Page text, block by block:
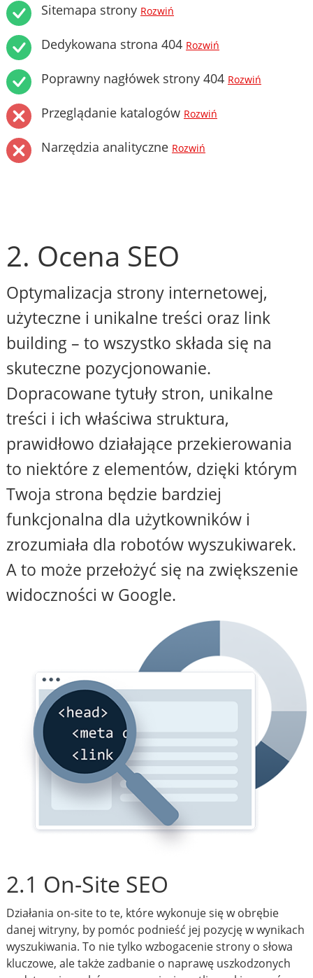
Sitemapa strony Rozwiń
Dedykowana strona 404 Rozwiń
Poprawny nagłówek strony 404 Rozwiń
Przeglądanie katalogów Rozwiń
Narzędzia analityczne Rozwiń
2. Ocena SEO
Optymalizacja strony internetowej,
użyteczne i unikalne treści oraz link
building – to wszystko składa się na
skuteczne pozycjonowanie.
Dopracowane tytuły stron, unikalne
treści i ich właściwa struktura,
prawidłowo działające przekierowania
to niektóre z elementów, dzięki którym
Twoja strona będzie bardziej
funkcjonalna dla użytkowników i
zrozumiała dla robotów wyszukiwarek.
A to może przełożyć się na zwiększenie
widoczności w Google.
2.1 On-Site SEO
Działania on-site to te, które wykonuje się w obrębie
danej witryny, by pomóc podnieść jej pozycję w wynikach
wyszukiwania. To nie tylko wzbogacenie strony o słowa
kluczowe, ale także zadbanie o naprawę uszkodzonych